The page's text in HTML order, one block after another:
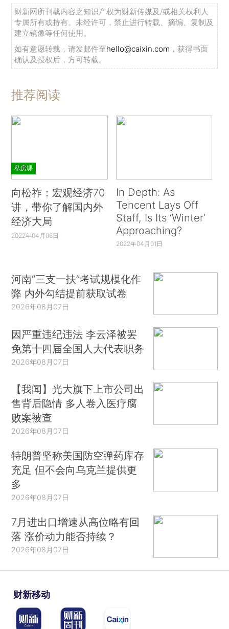
财新网所刊载内容之知识产权为财新传媒及/或相关权利人
专属所有或持有。未经许可，禁止进行转载、摘编、复制及
建立镜像等任何使用。
如有意愿转载，请发邮件至hello@caixin.com ，获得书面
确认及授权后，方可转载。
推荐阅读
私房课
向松祚：宏观经济70
讲，带你了解国内外
经济大局
2022年04月06日
In Depth: As
Tencent Lays Off
Staff, Is Its ‘Winter’
Approaching?
2022年04月01日
河南“三支一扶”考试规模化作
弊 内外勾结提前获取试卷
2026年08月07日
因严重违纪违法 李云泽被罢
免第十四届全国人大代表职务
2026年08月07日
【我闻】光大旗下上市公司出
售背后隐情 多人卷入医疗腐
败案被查
2026年08月07日
特朗普坚称美国防空弹药库存
充足 但不会向乌克兰提供更
多
2026年08月07日
7月进出口增速从高位略有回
落 涨价动力能否持续？
2026年08月07日
财新移动